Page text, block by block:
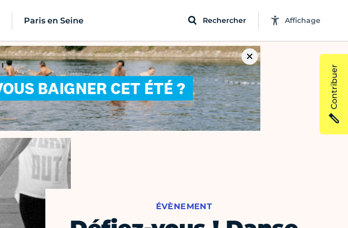
Paris en Seine Rechercher Affichage
ÉVÈNEMENT
Contribuer